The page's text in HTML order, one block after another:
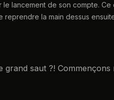
le lancement de son compte.
la main dessus
grand saut ?!